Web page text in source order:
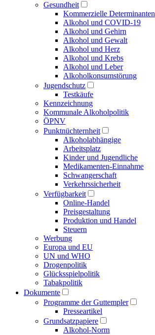
Gesundheit
Kommerzielle Determinanten
Alkohol und COVID-19
Alkohol und Gehirn
Alkohol und Gewalt
Alkohol und Herz
Alkohol und Krebs
Alkohol und Leber
Alkoholkonsumstörung
Jugendschutz
Testkäufe
Kennzeichnung
Kommunale Alkoholpolitik
ÖPNV
Punktnüchternheit
Alkoholabhängige
Arbeitsplatz
Kinder und Jugendliche
Medikamenten-Einnahme
Schwangerschaft
Verkehrssicherheit
Verfügbarkeit
Online-Handel
Preisgestaltung
Produktion und Handel
Steuern
Werbung
Europa und EU
UN und WHO
Drogenpolitik
Glücksspielpolitik
Tabakpolitik
Dokumente
Programme der Guttempler
Presse­artikel
Grundsatzpapiere
Alkohol-Norm